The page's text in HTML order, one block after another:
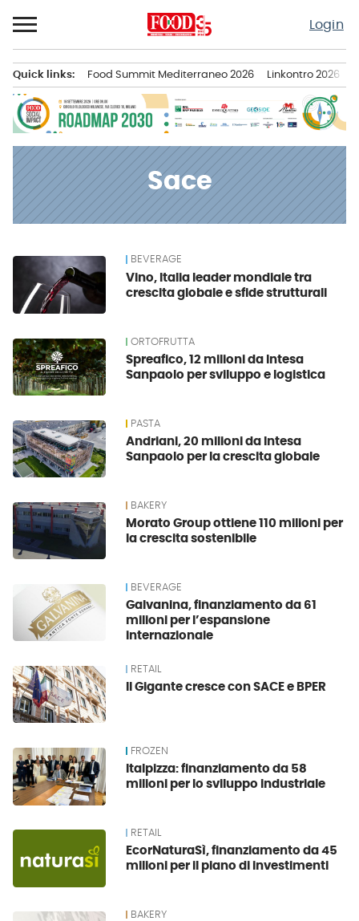
al
contenuto
Login
principale
Quick links: Food Summit Mediterraneo 2026 Linkontro 2026
Sace
News BEVERAGE
Vino, Italia leader mondiale tra
crescita globale e sfide strutturali
ORTOFRUTTA
Spreafico, 12 milioni da Intesa
Sanpaolo per sviluppo e logistica
PASTA
Andriani, 20 milioni da Intesa
Sanpaolo per la crescita globale
BAKERY
Morato Group ottiene 110 milioni per
la crescita sostenibile
BEVERAGE
Galvanina, finanziamento da 61
milioni per l’espansione
internazionale
RETAIL
Il Gigante cresce con SACE e BPER
FROZEN
Italpizza: finanziamento da 58
milioni per lo sviluppo industriale
RETAIL
EcorNaturaSì, finanziamento da 45
milioni per il piano di investimenti
BAKERY